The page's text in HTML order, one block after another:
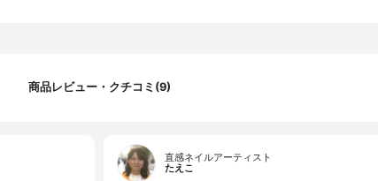
商品レビュー・クチコミ(9)
直感ネイルアーティスト
たえこ